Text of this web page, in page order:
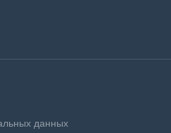
данных